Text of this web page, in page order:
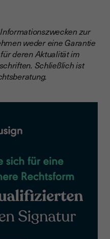
zur
weder eine Garantie
deren Aktualität im
Schließlich ist